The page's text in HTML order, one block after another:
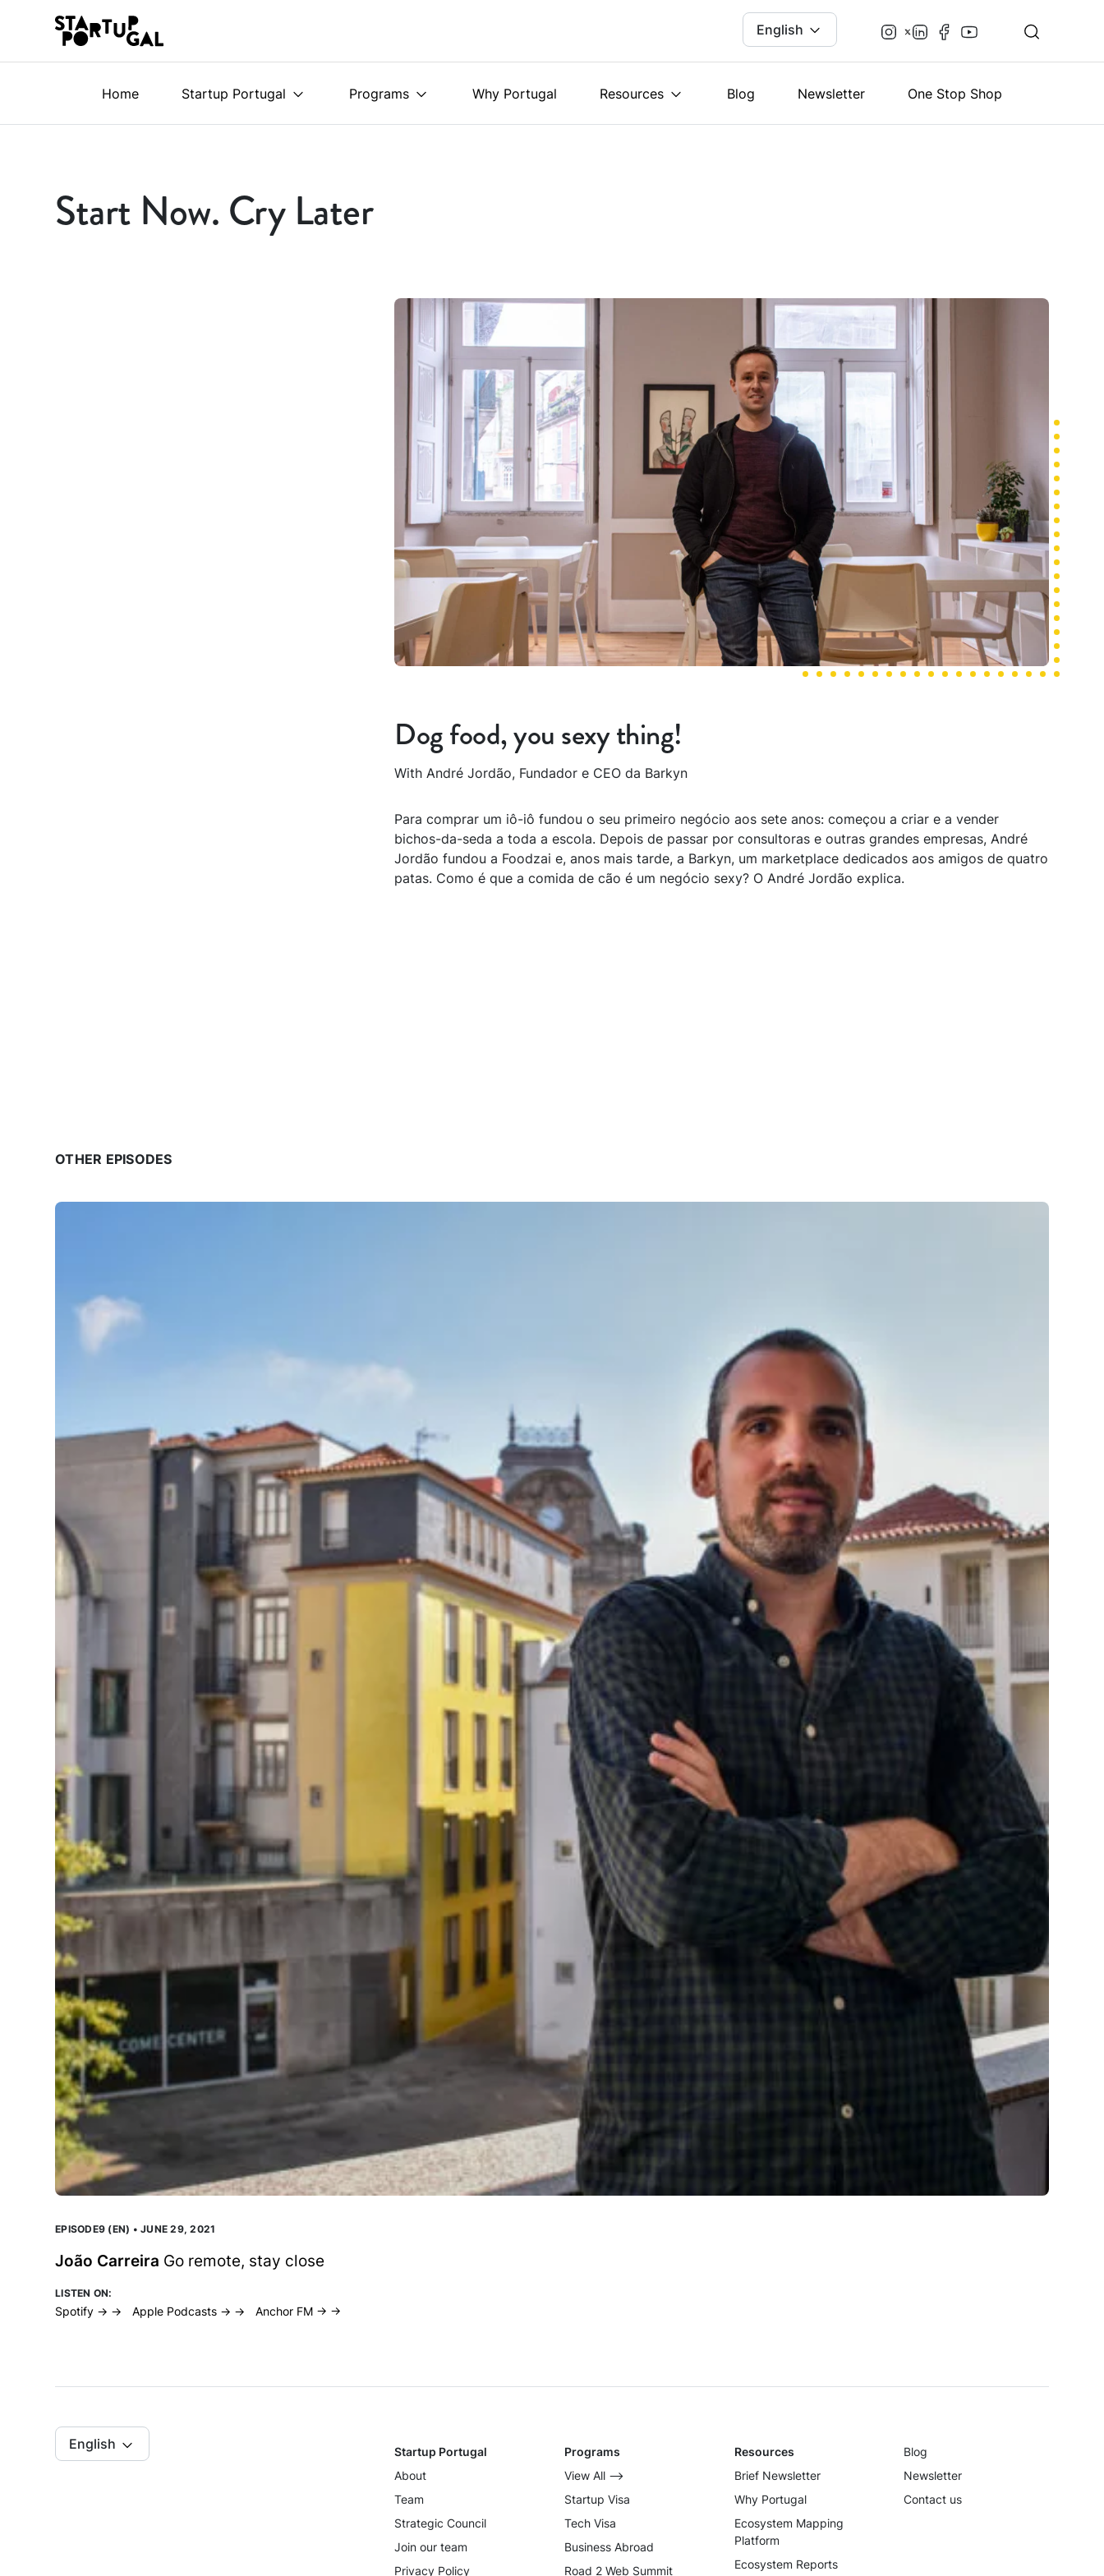
English
Home Startup Portugal Programs Why Portugal Resources Blog Newsletter One Stop Shop
Start Now. Cry Later
Dog food, you sexy thing!
With André Jordão, Fundador e CEO da Barkyn
Para comprar um iô-iô fundou o seu primeiro negócio aos sete anos: começou a criar e a vender
bichos-da-seda a toda a escola. Depois de passar por consultoras e outras grandes empresas, André
Jordão fundou a Foodzai e, anos mais tarde, a Barkyn, um marketplace dedicados aos amigos de quatro
patas. Como é que a comida de cão é um negócio sexy? O André Jordão explica.
OTHER EPISODES
EPISODE9 (EN) • JUNE 29, 2021
João Carreira Go remote, stay close
LISTEN ON:
Spotify → → Apple Podcasts → → Anchor FM → →
English
Startup Portugal
About
Team
Strategic Council
Join our team
Privacy Policy
Programs
View All ⟶
Startup Visa
Tech Visa
Business Abroad
Road 2 Web Summit
Resources
Brief Newsletter
Why Portugal
Ecosystem Mapping
Platform
Ecosystem Reports
Blog
Newsletter
Contact us